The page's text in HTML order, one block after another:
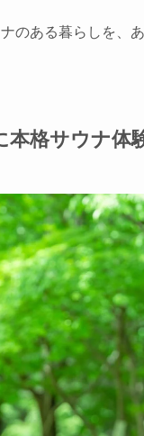
のある暮らしを、
本格サウナ体